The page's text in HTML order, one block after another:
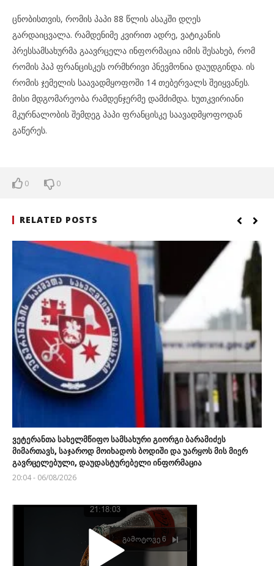
ცნობისთვის, რომის პაპი 88 წლის ასაკში დღეს
გარდაიცვალა. რამდენიმე კვირით ადრე, ვატიკანის
პრესსამსახურმა გაავრცელა ინფორმაცია იმის შესახებ, რომ
რომის პაპ ფრანცისკეს ორმხრივი პნევმონია დაუდგინდა. ის
რომის ჯემელის საავადმყოფოში 14 თებერვალს შეიყვანეს.
მისი მდგომარეობა რამდენჯერმე დამძიმდა. ხუთკვირიანი
მკურნალობის შემდეგ პაპი ფრანცისკე საავადმყოფოდან
გაწერეს.
0 0
RELATED POSTS
ვეტერანთა სახელმწიფო სამსახური გიორგი ბარამიძეს
მიმართავს, საჯაროდ მოიხადოს ბოდიში და უარყოს მის მიერ
გავრცელებული, დაუდასტურებელი ინფორმაცია
20:04 - 06/08/2026